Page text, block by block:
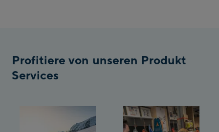
Profitiere von unseren Produkt
Services